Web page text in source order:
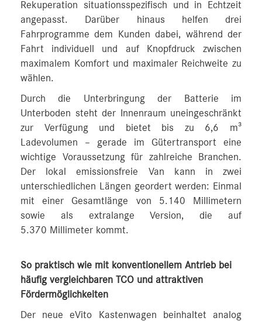
Rekuperation situationsspezifisch und in Echtzeit
angepasst. Darüber hinaus helfen drei
Fahrprogramme dem Kunden dabei, während der
Fahrt individuell und auf Knopfdruck zwischen
maximalem Komfort und maximaler Reichweite zu
wählen.
Durch die Unterbringung der Batterie im
Unterboden steht der Innenraum uneingeschränkt
zur Verfügung und bietet bis zu 6,6 m³
Ladevolumen – gerade im Gütertransport eine
wichtige Voraussetzung für zahlreiche Branchen.
Der lokal emissionsfreie Van kann in zwei
unterschiedlichen Längen geordert werden: Einmal
mit einer Gesamtlänge von 5.140 Millimetern
sowie als extralange Version, die auf
5.370 Millimeter kommt.
So praktisch wie mit konventionellem Antrieb bei
häufig vergleichbaren TCO und attraktiven
Fördermöglichkeiten
Der neue eVito Kastenwagen beinhaltet analog